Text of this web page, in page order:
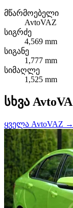
მწარმოებელი
AvtoVAZ
სიგრძე
4,569 mm
სიგანე
1,777 mm
სიმაღლე
1,525 mm
სხვა
ყველა AvtoVAZ →